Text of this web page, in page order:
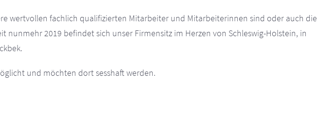
wertvollen fachlich qualifizierten Mitarbeiter und Mitarbeiterinnen sind oder auch die
2019 befindet sich unser Firmensitz im Herzen von Schleswig-Holstein, in
und möchten dort sesshaft werden.